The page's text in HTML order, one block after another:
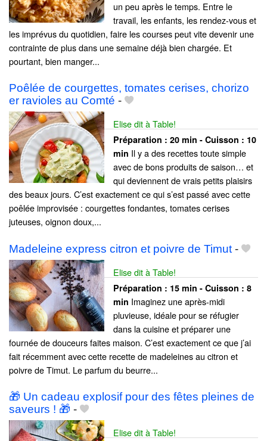
un peu après le temps. Entre le
travail, les enfants, les rendez-vous et
les imprévus du quotidien, faire les courses peut vite devenir une
contrainte de plus dans une semaine déjà bien chargée. Et
pourtant, bien manger...
Poêlée de courgettes, tomates cerises, chorizo
er ravioles au Comté -
Elise dit à Table!
Préparation : 20 min - Cuisson : 10
min Il y a des recettes toute simple
avec de bons produits de saison… et
qui deviennent de vrais petits plaisirs
des beaux jours. C’est exactement ce qui s’est passé avec cette
poêlée improvisée : courgettes fondantes, tomates cerises
juteuses, oignon doux,...
Madeleine express citron et poivre de Timut -
Elise dit à Table!
Préparation : 15 min - Cuisson : 8
min Imaginez une après-midi
pluvieuse, idéale pour se réfugier
dans la cuisine et préparer une
fournée de douceurs faites maison. C’est exactement ce que j’ai
fait récemment avec cette recette de madeleines au citron et
poivre de Timut. Le parfum du beurre...
🎁 Un cadeau explosif pour des fêtes pleines de
saveurs ! 🎁 -
Elise dit à Table!